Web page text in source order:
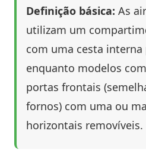
Definição básica: As
utilizam um
com uma cesta interna
enquanto modelos
portas frontais
fornos) com uma ou
horizontais removíveis.